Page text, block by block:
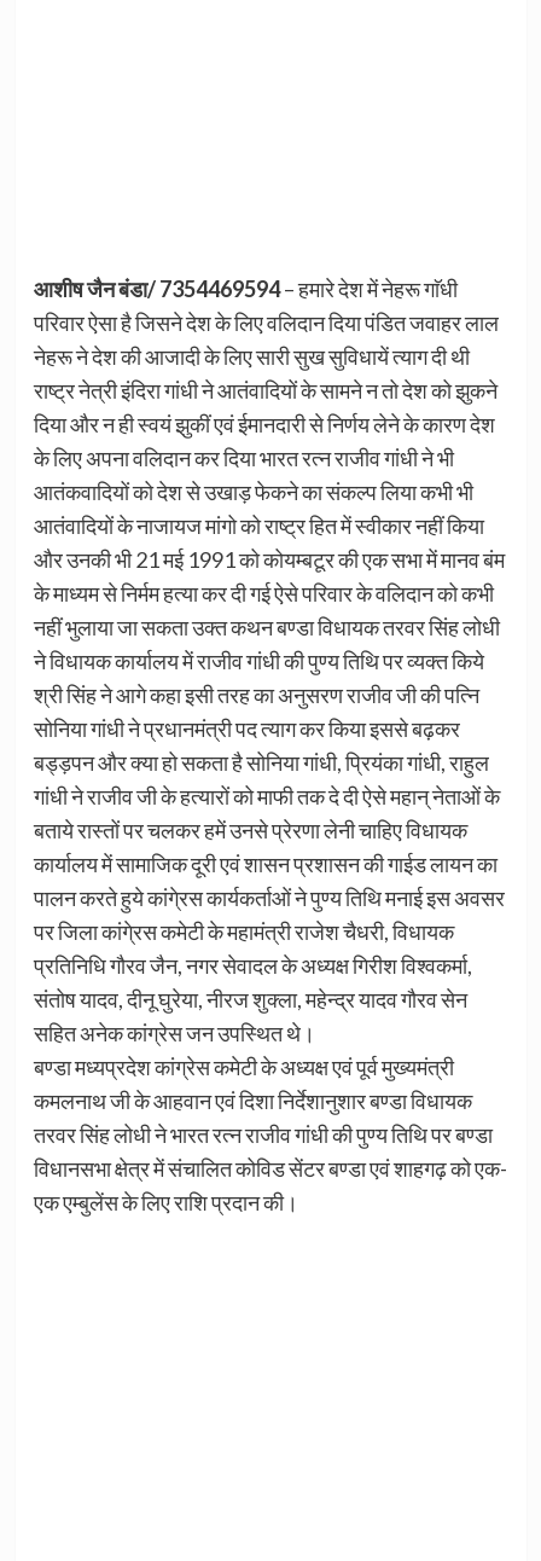
आशीष जैन बंडा/ 7354469594– हमारे देश में नेहरू गाॅधी
परिवार ऐसा है जिसने देश के लिए वलिदान दिया पंडित जवाहर लाल
नेहरू ने देश की आजादी के लिए सारी सुख सुविधायें त्याग दी थी
राष्ट्र नेत्री इंदिरा गांधी ने आतंवादियों के सामने न तो देश को झुकने
दिया और न ही स्वयं झुकीं एवं ईमानदारी से निर्णय लेने के कारण देश
के लिए अपना वलिदान कर दिया भारत रत्न राजीव गांधी ने भी
आतंकवादियों को देश से उखाड़ फेकने का संकल्प लिया कभी भी
आतंवादियों के नाजायज मांगो को राष्ट्र हित में स्वीकार नहीं किया
और उनकी भी 21 मई 1991 को कोयम्बटूर की एक सभा में मानव बंम
के माध्यम से निर्मम हत्या कर दी गई ऐसे परिवार के वलिदान को कभी
नहीं भुलाया जा सकता उक्त कथन बण्डा विधायक तरवर सिंह लोधी
ने विधायक कार्यालय में राजीव गांधी की पुण्य तिथि पर व्यक्त किये
श्री सिंह ने आगे कहा इसी तरह का अनुसरण राजीव जी की पत्नि
सोनिया गांधी ने प्रधानमंत्री पद त्याग कर किया इससे बढ़कर
बड्ड़पन और क्या हो सकता है सोनिया गांधी, प्रियंका गांधी, राहुल
गांधी ने राजीव जी के हत्यारों को माफी तक दे दी ऐसे महान् नेताओं के
बताये रास्तों पर चलकर हमें उनसे प्रेरणा लेनी चाहिए विधायक
कार्यालय में सामाजिक दूरी एवं शासन प्रशासन की गाईड लायन का
पालन करते हुये कांगे्रस कार्यकर्ताओं ने पुण्य तिथि मनाई इस अवसर
पर जिला कांगे्रस कमेटी के महामंत्री राजेश चैधरी, विधायक
प्रतिनिधि गौरव जैन, नगर सेवादल के अध्यक्ष गिरीश विश्वकर्मा,
संतोष यादव, दीनू घुरेया, नीरज शुक्ला, महेन्द्र यादव गौरव सेन
सहित अनेक कांग्रेस जन उपस्थित थे।
बण्डा मध्यप्रदेश कांग्रेस कमेटी के अध्यक्ष एवं पूर्व मुख्यमंत्री
कमलनाथ जी के आहवान एवं दिशा निर्देशानुशार बण्डा विधायक
तरवर सिंह लोधी ने भारत रत्न राजीव गांधी की पुण्य तिथि पर बण्डा
विधानसभा क्षेत्र में संचालित कोविड सेंटर बण्डा एवं शाहगढ़ को एक-
एक एम्बुलेंस के लिए राशि प्रदान की।